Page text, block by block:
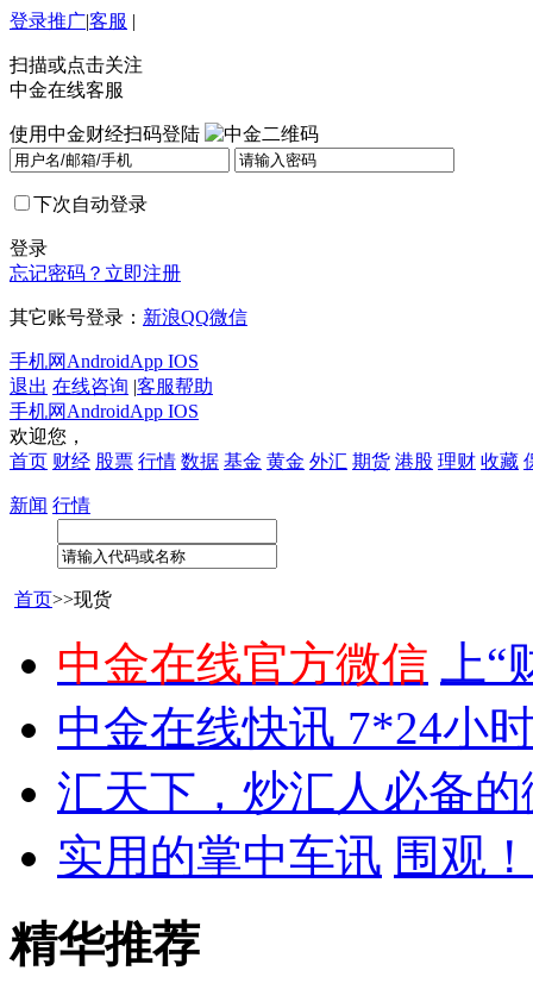
登录推广|客服 |
扫描或点击关注
中金在线客服
使用中金财经扫码登陆
下次自动登录
登录
忘记密码？ 立即注册
其它账号登录： 新浪QQ微信
手机网 AndroidApp IOS
退出 在线咨询 |客服帮助
手机网 AndroidApp IOS
欢迎您，
首页 财经 股票 行情 数据 基金 黄金 外汇 期货 港股 理财 收藏
新闻 行情
首页>>现货
中金在线官方微信
上
中金在线快讯 7*24小
汇天下，炒汇人必备
实用的掌中车讯 围观
精华推荐